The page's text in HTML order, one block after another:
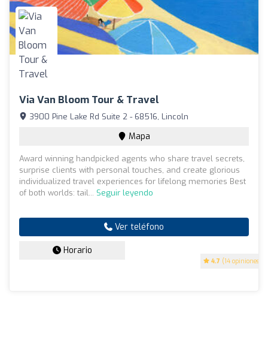
Via Van Bloom Tour & Travel
4.7 (14 opiniones)
3900 Pine Lake Rd Suite 2 - 68516, Lincoln
Mapa
Award winning handpicked agents who share travel secrets,
surprise clients with personal touches, and create glorious
individualized travel experiences for lifelong memories Best
of both worlds: tail... Seguir leyendo
Ver teléfono
Horario